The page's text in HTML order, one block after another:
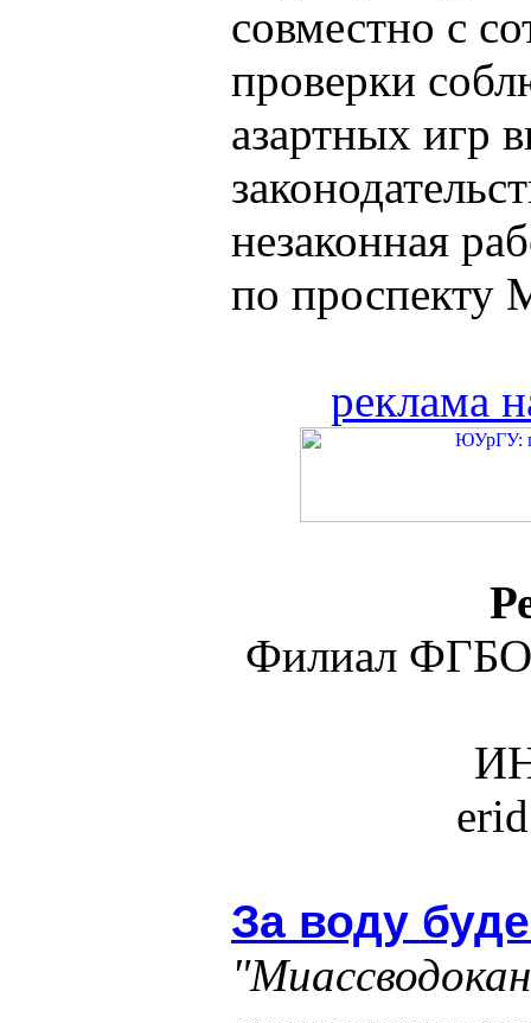
совместно с
проверки
азартных игр
незаконная
по проспекту
реклама
Филиал
За воду